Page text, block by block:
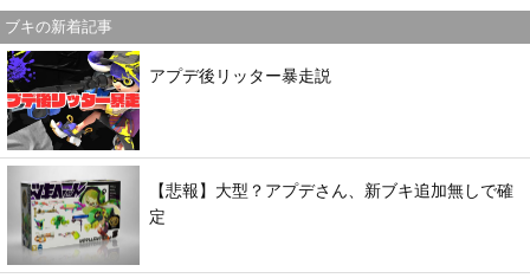
ブキの新着記事
アプデ後リッター暴走説
【悲報】大型？アプデさん、新ブキ追加無しで確
定